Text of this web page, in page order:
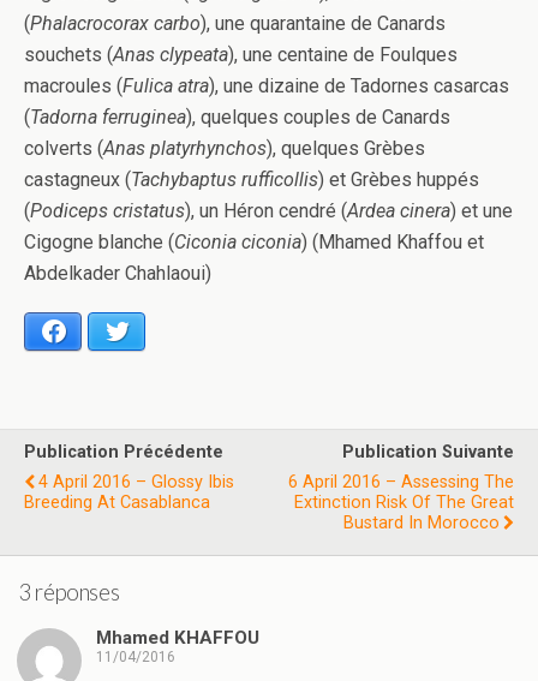
(Phalacrocorax carbo), une quarantaine de Canards
souchets (Anas clypeata), une centaine de Foulques
macroules (Fulica atra), une dizaine de Tadornes casarcas
(Tadorna ferruginea), quelques couples de Canards
colverts (Anas platyrhynchos), quelques Grèbes
castagneux (Tachybaptus rufficollis) et Grèbes huppés
(Podiceps cristatus), un Héron cendré (Ardea cinera) et une
Cigogne blanche (Ciconia ciconia) (Mhamed Khaffou et
Abdelkader Chahlaoui)
Facebook
Publication Précédente
4 April 2016 – Glossy Ibis
Breeding At Casablanca
Publication Suivante
6 April 2016 – Assessing The
Extinction Risk Of The Great
Bustard In Morocco
3 réponses
Mhamed KHAFFOU
11/04/2016